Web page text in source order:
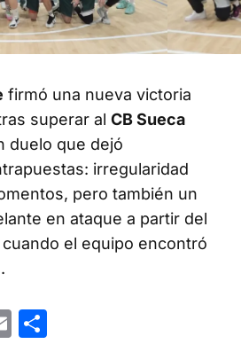
firmó una nueva victoria
superar al CB Sueca
duelo que dejó
irregularidad
pero también un
en ataque a partir del
el equipo encontró
Email